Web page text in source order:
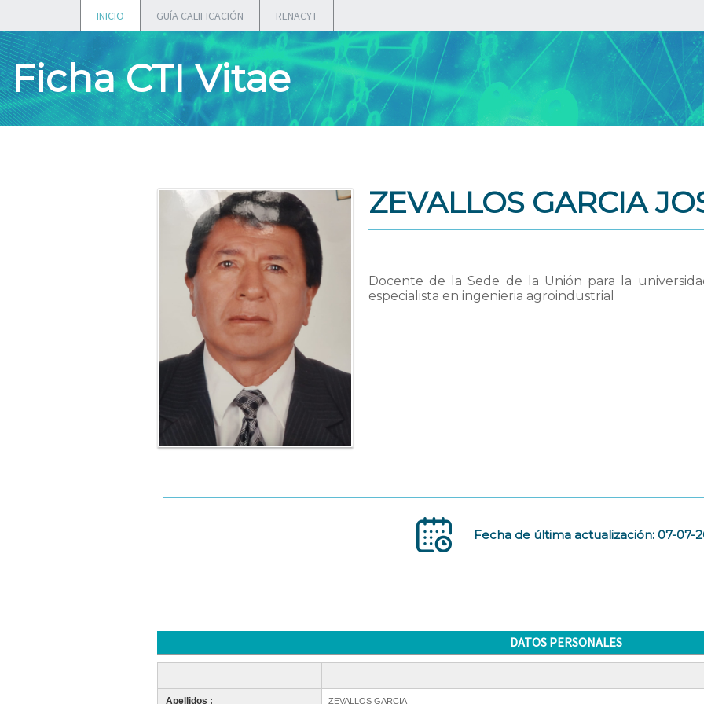
INICIO GUÍA CALIFICACIÓN RENACYT
Ficha CTI Vitae
ZEVALLOS GARCIA
Docente de la Sede de la Unión para la
especialista en ingenieria agroindustrial
Fecha de última actualización: 07-07-
DATOS PERSONALES
Apellidos : ZEVALLOS GARCIA